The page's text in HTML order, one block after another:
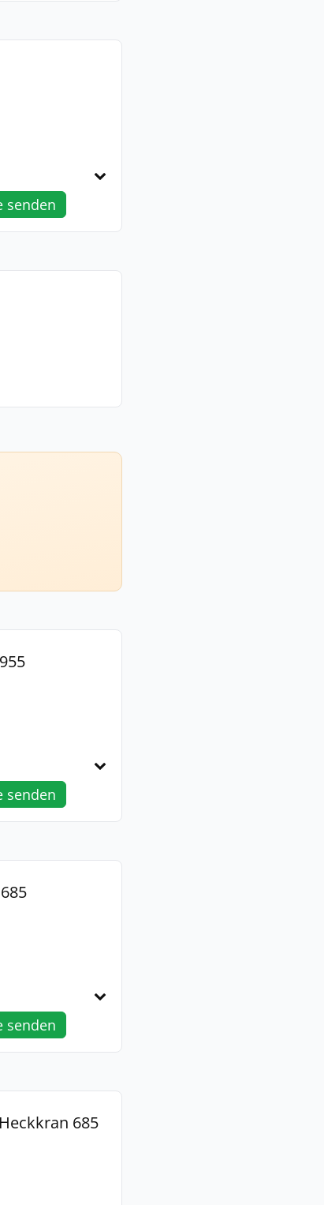
senden
senden
senden
685